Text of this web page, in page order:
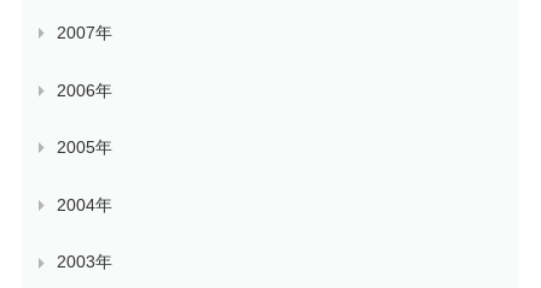
2007年
2006年
2005年
2004年
2003年